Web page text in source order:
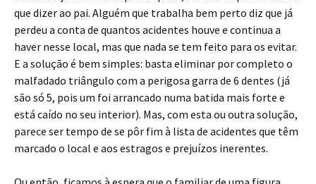
que dizer ao pai. Alguém que trabalha bem perto diz que já
perdeu a conta de quantos acidentes houve e continua a
haver nesse local, mas que nada se tem feito para os evitar.
E a solução é bem simples: basta eliminar por completo o
malfadado triângulo com a perigosa garra de 6 dentes (já
são só 5, pois um foi arrancado numa batida mais forte e
está caído no seu interior). Mas, com esta ou outra solução,
parece ser tempo de se pôr fim à lista de acidentes que têm
marcado o local e aos estragos e prejuízos inerentes.